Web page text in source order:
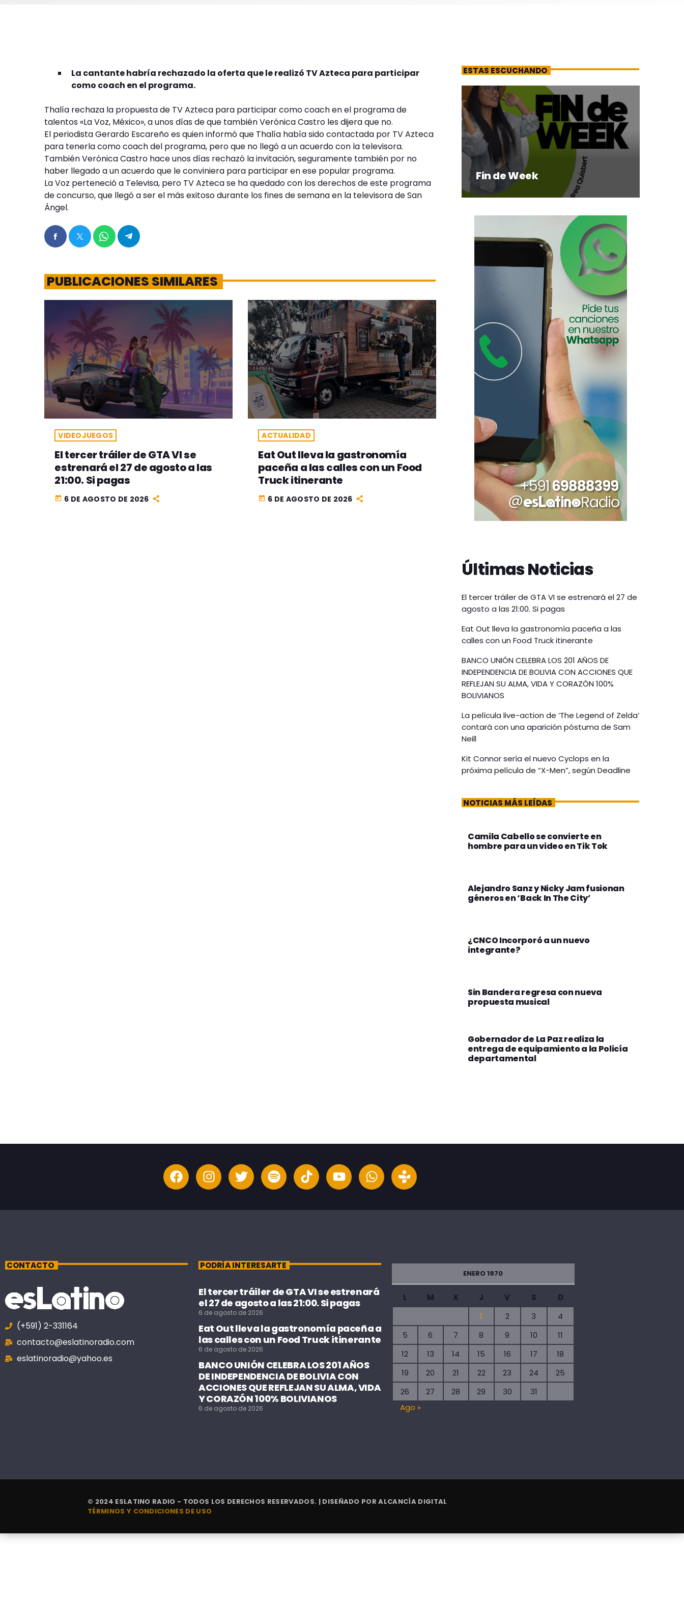
La cantante habría rechazado la oferta que le realizó TV Azteca para participar
como coach en el programa.
Thalía rechaza la propuesta de TV Azteca para participar como coach en el programa de
talentos «La Voz, México», a unos días de que también Verónica Castro les dijera que no.
El periodista Gerardo Escareño es quien informó que Thalía había sido contactada por TV Azteca
para tenerla como coach del programa, pero que no llegó a un acuerdo con la televisora.
También Verónica Castro hace unos días rechazó la invitación, seguramente también por no
haber llegado a un acuerdo que le conviniera para participar en ese popular programa.
La Voz perteneció a Televisa, pero TV Azteca se ha quedado con los derechos de este programa
de concurso, que llegó a ser el más exitoso durante los fines de semana en la televisora de San
Ángel.
PUBLICACIONES SIMILARES
VIDEOJUEGOS
El tercer tráiler de GTA VI se
estrenará el 27 de agosto a las
21:00. Si pagas
today 6 DE AGOSTO DE 2026
ACTUALIDAD
Eat Out lleva la gastronomía
paceña a las calles con un Food
Truck itinerante
today 6 DE AGOSTO DE 2026
ESTAS ESCUCHANDO
Fin de Week
Últimas Noticias
El tercer tráiler de GTA VI se estrenará el 27 de
agosto a las 21:00. Si pagas
Eat Out lleva la gastronomía paceña a las
calles con un Food Truck itinerante
BANCO UNIÓN CELEBRA LOS 201 AÑOS DE
INDEPENDENCIA DE BOLIVIA CON ACCIONES QUE
REFLEJAN SU ALMA, VIDA Y CORAZÓN 100%
BOLIVIANOS
La película live-action de ‘The Legend of Zelda’
contará con una aparición póstuma de Sam
Neill
Kit Connor sería el nuevo Cyclops en la
próxima película de “X-Men”, según Deadline
NOTICIAS MÁS LEÍDAS
Camila Cabello se convierte en
hombre para un video en Tik Tok
Alejandro Sanz y Nicky Jam fusionan
géneros en ‘Back In The City’
¿CNCO Incorporó a un nuevo
integrante?
Sin Bandera regresa con nueva
propuesta musical
Gobernador de La Paz realiza la
entrega de equipamiento a la Policía
departamental
CONTACTO
(+591) 2-331164
contacto@eslatinoradio.com
eslatinoradio@yahoo.es
PODRÍA INTERESARTE
El tercer tráiler de GTA VI se estrenará
el 27 de agosto a las 21:00. Si pagas
6 de agosto de 2026
Eat Out lleva la gastronomía paceña a
las calles con un Food Truck itinerante
6 de agosto de 2026
BANCO UNIÓN CELEBRA LOS 201 AÑOS
DE INDEPENDENCIA DE BOLIVIA CON
ACCIONES QUE REFLEJAN SU ALMA, VIDA
Y CORAZÓN 100% BOLIVIANOS
6 de agosto de 2026
ENERO 1970
L M X J V S
D
1
2 3
4
5
6 7 8 9 10
11
12
13 14 15 16 17
18
19
20 21 22 23 24
25
26
27 28 29 30
31
Ago »
© 2024 ESLATINO RADIO - TODOS LOS DERECHOS RESERVADOS. | DISEÑADO PORALCANCÍA DIGITAL
TÉRMINOS Y CONDICIONES DE USO